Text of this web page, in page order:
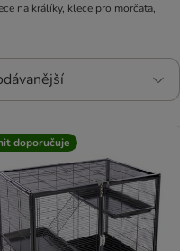
na králíky, klece pro morčata,
doporučuje